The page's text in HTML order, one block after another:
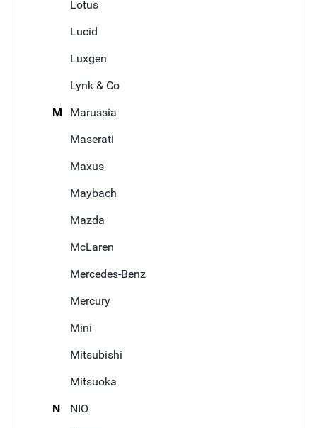
Lotus
Lucid
Luxgen
Lynk & Co
M
Marussia
Maserati
Maxus
Maybach
Mazda
McLaren
Mercedes-Benz
Mercury
Mini
Mitsubishi
Mitsuoka
N
NIO